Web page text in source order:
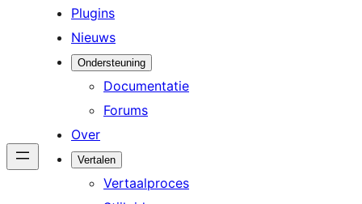
Plugins
Nieuws
Ondersteuning
Documentatie
Forums
Over
Vertalen
Vertaalproces